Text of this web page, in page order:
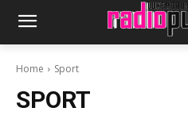
Home Sport
SPORT